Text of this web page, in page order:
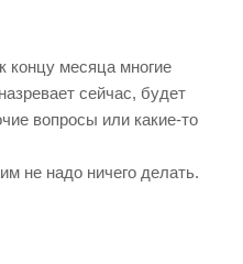
концу месяца многие
сейчас, будет
вопросы или какие-то
не надо ничего делать.